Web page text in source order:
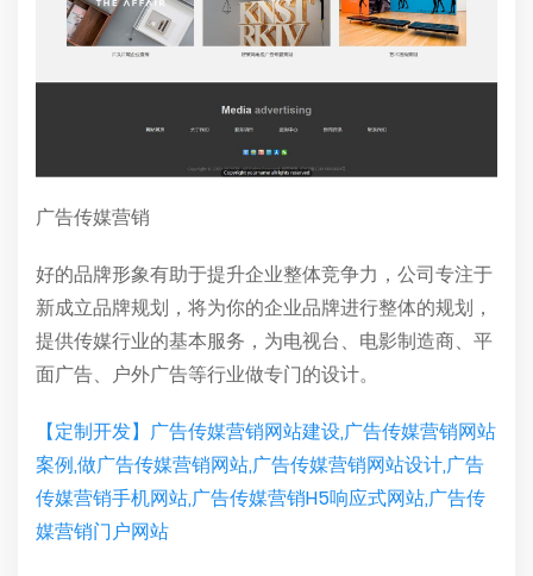
广告传媒营销
好的品牌形象有助于提升企业整体竞争力，公司专注于
新成立品牌规划，将为你的企业品牌进行整体的规划，
提供传媒行业的基本服务，为电视台、电影制造商、平
面广告、户外广告等行业做专门的设计。
【定制开发】广告传媒营销网站建设,广告传媒营销网站
案例,做广告传媒营销网站,广告传媒营销网站设计,广告
传媒营销手机网站,广告传媒营销H5响应式网站,广告传
媒营销门户网站